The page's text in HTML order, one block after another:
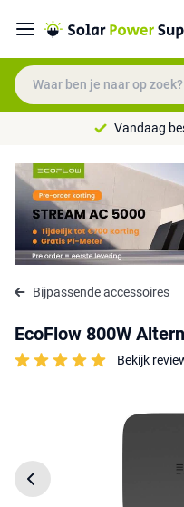
Vandaag
Bijpassende accessoires
EcoFlow 800W
Bekijk